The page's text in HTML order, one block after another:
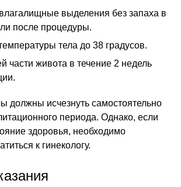
выделения без запаха в
после процедуры.
тела до 38 градусов.
части живота в течение 2 недель
должны исчезнуть самостоятельно
периода. Однако, если
здоровья, необходимо
к гинекологу.